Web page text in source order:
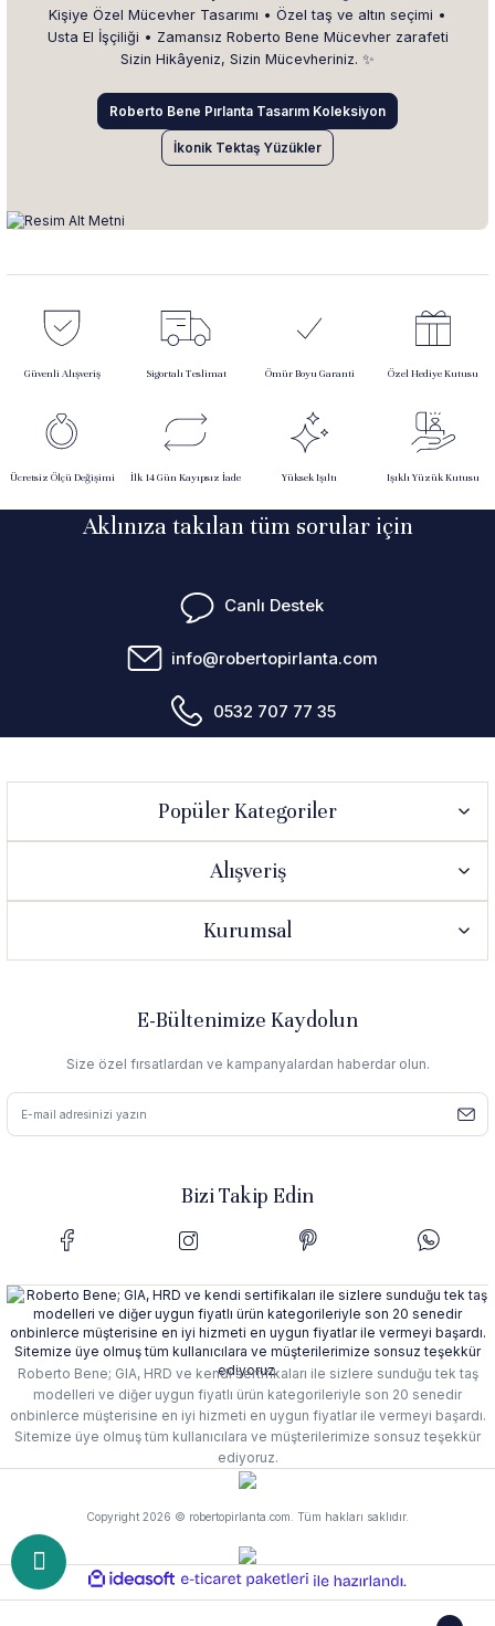
Kişiye Özel Mücevher Tasarımı • Özel taş ve altın seçimi •
Usta El İşçiliği • Zamansız Roberto Bene Mücevher zarafeti
Sizin Hikâyeniz, Sizin Mücevheriniz. ✨
Roberto Bene Pırlanta Tasarım Koleksiyon
İkonik Tektaş Yüzükler
Güvenli Alışveriş Sigortalı Teslimat Ömür Boyu Garanti Özel Hediye Kutusu
Ücretsiz Ölçü Değişimi İlk 14 Gün Kayıpsız İade Yüksek Işıltı Işıklı Yüzük Kutusu
Aklınıza takılan tüm sorular için
Canlı Destek
info@robertopirlanta.com
0532 707 77 35
Popüler Kategoriler
Alışveriş
Kurumsal
E-Bültenimize Kaydolun
Size özel fırsatlardan ve kampanyalardan haberdar olun.
Bizi Takip Edin
Roberto Bene; GIA, HRD ve kendi sertifikaları ile sizlere sunduğu tek taş
modelleri ve diğer uygun fiyatlı ürün kategorileriyle son 20 senedir
onbinlerce müşterisine en iyi hizmeti en uygun fiyatlar ile vermeyi başardı.
Sitemize üye olmuş tüm kullanıcılara ve müşterilerimize sonsuz teşekkür
ediyoruz.
Copyright 2026 © robertopirlanta.com. Tüm hakları saklıdır.
ideasoft
e-
ticaret
hazırlandı.